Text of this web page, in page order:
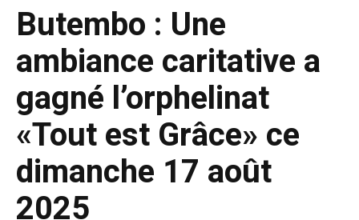
Butembo : Une
ambiance caritative a
gagné l’orphelinat
«Tout est Grâce» ce
dimanche 17 août
2025